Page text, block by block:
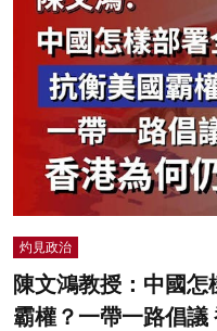
灼見政治
陳文鴻教授：中國
霸權？一帶一路倡議